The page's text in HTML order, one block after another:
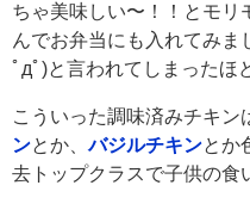
ちゃ美味しい〜！！とモリ
んでお弁当にも入れてみ
ﾟдﾟ)と言われてしまったほ
こういった調味済みチキン
ンとか、バジルチキンとか
去トップクラスで子供の食